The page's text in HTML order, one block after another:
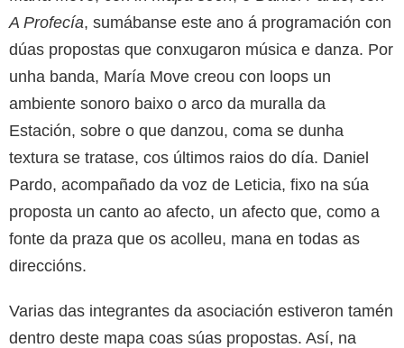
A Profecía, sumábanse este ano á programación con
dúas propostas que conxugaron música e danza. Por
unha banda, María Move creou con loops un
ambiente sonoro baixo o arco da muralla da
Estación, sobre o que danzou, coma se dunha
textura se tratase, cos últimos raios do día. Daniel
Pardo, acompañado da voz de Leticia, fixo na súa
proposta un canto ao afecto, un afecto que, como a
fonte da praza que os acolleu, mana en todas as
direccións.
Varias das integrantes da asociación estiveron tamén
dentro deste mapa coas súas propostas. Así, na